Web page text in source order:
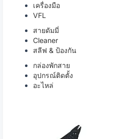
เครื่องมือ
VFL
สายดัมมี่
Cleaner
สลีฟ & ป้องกัน
กล่องพักสาย
อุปกรณ์ติดตั้ง
อะไหล่